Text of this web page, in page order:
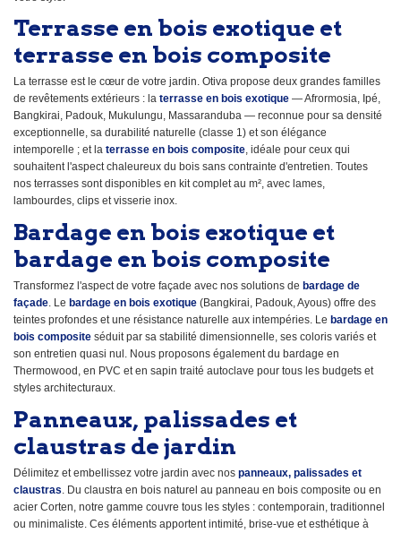
Terrasse en bois exotique et
terrasse en bois composite
La terrasse est le cœur de votre jardin. Otiva propose deux grandes familles
de revêtements extérieurs : la terrasse en bois exotique — Afrormosia, Ipé,
Bangkirai, Padouk, Mukulungu, Massaranduba — reconnue pour sa densité
exceptionnelle, sa durabilité naturelle (classe 1) et son élégance
intemporelle ; et la terrasse en bois composite, idéale pour ceux qui
souhaitent l'aspect chaleureux du bois sans contrainte d'entretien. Toutes
nos terrasses sont disponibles en kit complet au m², avec lames,
lambourdes, clips et visserie inox.
Bardage en bois exotique et
bardage en bois composite
Transformez l'aspect de votre façade avec nos solutions de bardage de
façade. Le bardage en bois exotique (Bangkirai, Padouk, Ayous) offre des
teintes profondes et une résistance naturelle aux intempéries. Le bardage en
bois composite séduit par sa stabilité dimensionnelle, ses coloris variés et
son entretien quasi nul. Nous proposons également du bardage en
Thermowood, en PVC et en sapin traité autoclave pour tous les budgets et
styles architecturaux.
Panneaux, palissades et
claustras de jardin
Délimitez et embellissez votre jardin avec nos panneaux, palissades et
claustras . Du claustra en bois naturel au panneau en bois composite ou en
acier Corten, notre gamme couvre tous les styles : contemporain, traditionnel
ou minimaliste. Ces éléments apportent intimité, brise-vue et esthétique à